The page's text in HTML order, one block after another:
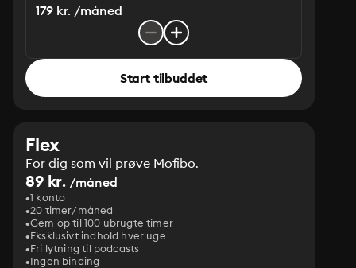
179 kr. /måned
Start tilbuddet
Flex
For dig som vil prøve Mofibo.
89 kr. /måned
1 konto
20 timer/måned
Gem op til 100 ubrugte timer
Eksklusivt indhold hver uge
Fri lytning til podcasts
Ingen binding